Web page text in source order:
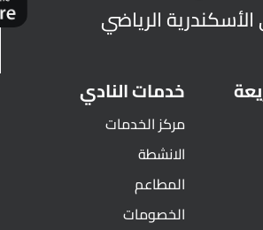
الرياضي
خدمات النادي
مركز الخدمات
الانشطة
المطاعم
الخصومات